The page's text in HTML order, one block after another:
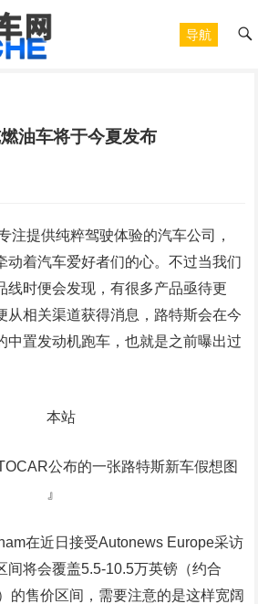
导航
油车将于今夏发布
注提供纯粹驾驶体验的汽车公司，
动着汽车爱好者们的心。不过当我们
线时便会发现，有很多产品亟待更
从相关渠道获得消息，路特斯会在今
中置发动机跑车，也就是之前曝出过
公布的一张路特斯新车假想图
』
在近日接受Autonews Europe采访
间将会覆盖5.5-10.5万英镑（约合
的售价区间，需要注意的是这样宽阔